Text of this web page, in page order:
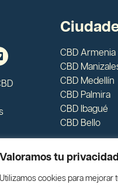
Valoramos tu privacidad
Utilizamos cookies para mejorar
CBD Armenia
CBD
CBD Medellín
CBD Palmira
CBD Ibagué
CBD Bello